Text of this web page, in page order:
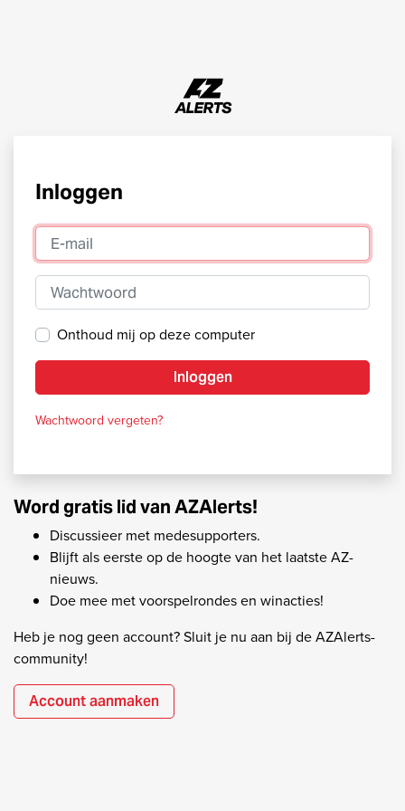
Inloggen
E-mail
Wachtwoord
Onthoud mij op deze computer
Inloggen
Wachtwoord vergeten?
Word gratis lid van AZAlerts!
Discussieer met medesupporters.
Blijft als eerste op de hoogte van het laatste AZ-
nieuws.
Doe mee met voorspelrondes en winacties!
Heb je nog geen account? Sluit je nu aan bij de AZAlerts-
community!
Account aanmaken